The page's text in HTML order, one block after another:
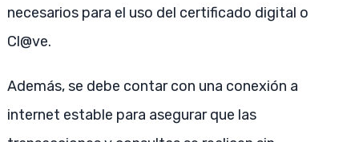
necesarios para el uso del certificado digital o
Cl@ve.
Además, se debe contar con una conexión a
internet estable para asegurar que las